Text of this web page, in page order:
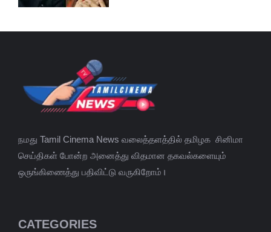
நமது Tamil Cinema News வலைத்தளத்தில் தமிழக சினிமா
செய்திகள் போன்ற அனைத்து விதமான தகவல்களையும்
ஒருங்கிணைத்து பதிவிட்டு வருகிறோம்।
CATEGORIES